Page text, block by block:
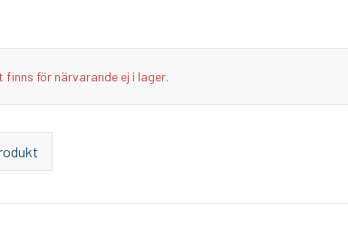
I lager
- Red
finns för närvarande ej i lager.